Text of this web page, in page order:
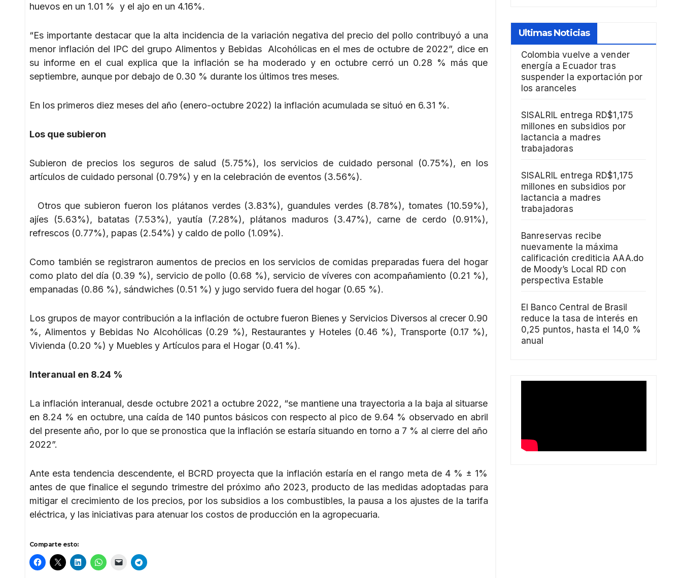
huevos en un 1.01 % y el ajo en un 4.16%.
“Es importante destacar que la alta incidencia de la variación negativa del precio del pollo contribuyó a una
menor inflación del IPC del grupo Alimentos y Bebidas Alcohólicas en el mes de octubre de 2022”, dice en
su informe en el cual explica que la inflación se ha moderado y en octubre cerró un 0.28 % más que
septiembre, aunque por debajo de 0.30 % durante los últimos tres meses.
En los primeros diez meses del año (enero-octubre 2022) la inflación acumulada se situó en 6.31 %.
Los que subieron
Subieron de precios los seguros de salud (5.75%), los servicios de cuidado personal (0.75%), en los
artículos de cuidado personal (0.79%) y en la celebración de eventos (3.56%).
Otros que subieron fueron los plátanos verdes (3.83%), guandules verdes (8.78%), tomates (10.59%),
ajíes (5.63%), batatas (7.53%), yautía (7.28%), plátanos maduros (3.47%), carne de cerdo (0.91%),
refrescos (0.77%), papas (2.54%) y caldo de pollo (1.09%).
Como también se registraron aumentos de precios en los servicios de comidas preparadas fuera del hogar
como plato del día (0.39 %), servicio de pollo (0.68 %), servicio de víveres con acompañamiento (0.21 %),
empanadas (0.86 %), sándwiches (0.51 %) y jugo servido fuera del hogar (0.65 %).
Los grupos de mayor contribución a la inflación de octubre fueron Bienes y Servicios Diversos al crecer 0.90
%, Alimentos y Bebidas No Alcohólicas (0.29 %), Restaurantes y Hoteles (0.46 %), Transporte (0.17 %),
Vivienda (0.20 %) y Muebles y Artículos para el Hogar (0.41 %).
Interanual en 8.24 %
La inflación interanual, desde octubre 2021 a octubre 2022, “se mantiene una trayectoria a la baja al situarse
en 8.24 % en octubre, una caída de 140 puntos básicos con respecto al pico de 9.64 % observado en abril
del presente año, por lo que se pronostica que la inflación se estaría situando en torno a 7 % al cierre del año
2022”.
Ante esta tendencia descendente, el BCRD proyecta que la inflación estaría en el rango meta de 4 % ± 1%
antes de que finalice el segundo trimestre del próximo año 2023, producto de las medidas adoptadas para
mitigar el crecimiento de los precios, por los subsidios a los combustibles, la pausa a los ajustes de la tarifa
eléctrica, y las iniciativas para atenuar los costos de producción en la agropecuaria.
Comparte esto:
Ultimas Noticias
Colombia vuelve a vender
energía a Ecuador tras
suspender la exportación por
los aranceles
SISALRIL entrega RD$1,175
millones en subsidios por
lactancia a madres
trabajadoras
SISALRIL entrega RD$1,175
millones en subsidios por
lactancia a madres
trabajadoras
Banreservas recibe
nuevamente la máxima
calificación crediticia AAA.do
de Moody’s Local RD con
perspectiva Estable
El Banco Central de Brasil
reduce la tasa de interés en
0,25 puntos, hasta el 14,0 %
anual